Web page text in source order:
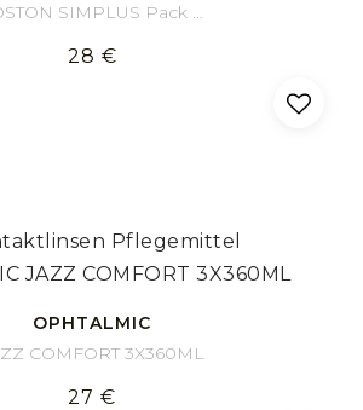
BOSTON SIMPLUS Pack 3 mois 3x120 ml
28 €
OPHTALMIC
COMFORT 3X360ML
27 €